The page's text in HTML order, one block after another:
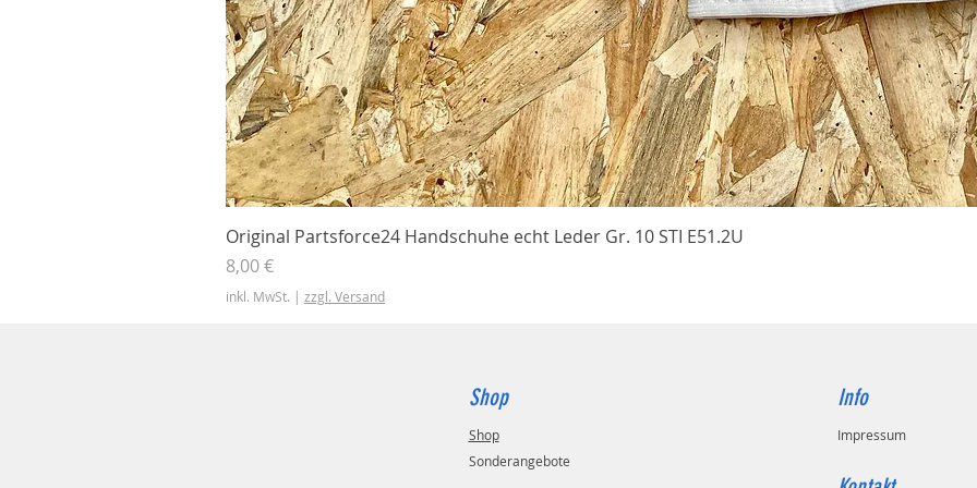
Schnellansicht
Original Partsforce24 Handschuhe echt Leder Gr. 10 STI E51.2U
Preis
8,00 €
inkl. MwSt. | zzgl. Versand
Shop
Shop
Sonderangebote
Info
Impressum